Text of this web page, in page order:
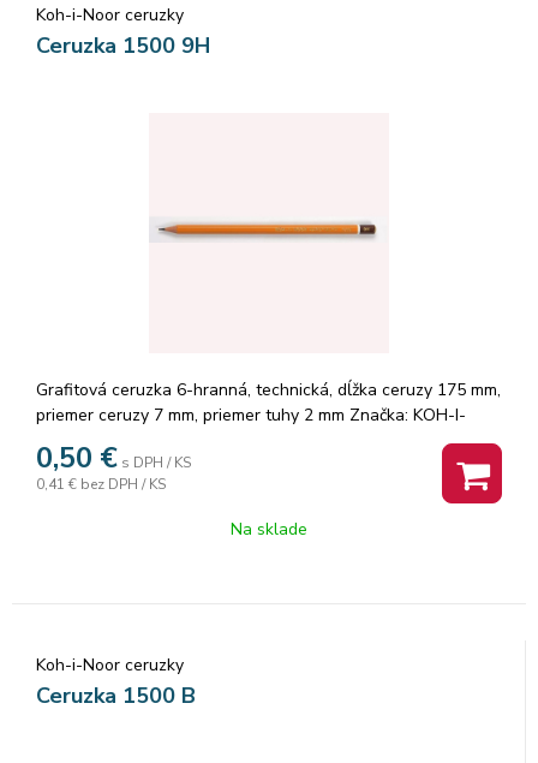
Koh-i-Noor ceruzky
Ceruzka 1500 9H
Grafitová ceruzka 6-hranná, technická, dĺžka ceruzy 175 mm,
priemer ceruzy 7 mm, priemer tuhy 2 mm Značka: KOH-I-
0,50 € s DPH / KS
0,41 € bez DPH / KS
Na sklade
Koh-i-Noor ceruzky
Ceruzka 1500 B